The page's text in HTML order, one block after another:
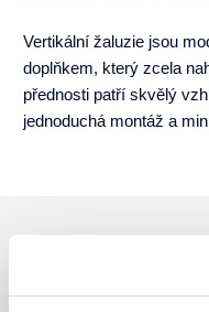
Vertikální žaluzie jsou
doplňkem, který zcela
přednosti patří skvělý
jednoduchá montáž a